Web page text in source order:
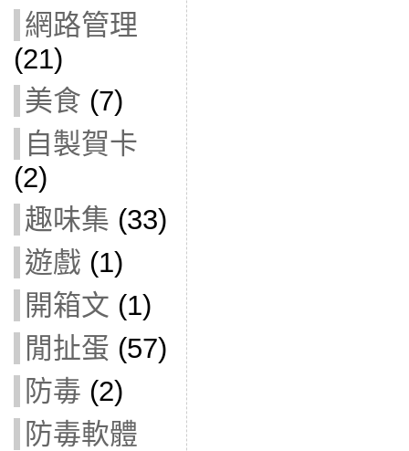
網路管理
(21)
美食 (7)
自製賀卡
(2)
趣味集 (33)
遊戲 (1)
開箱文 (1)
閒扯蛋 (57)
防毒 (2)
防毒軟體